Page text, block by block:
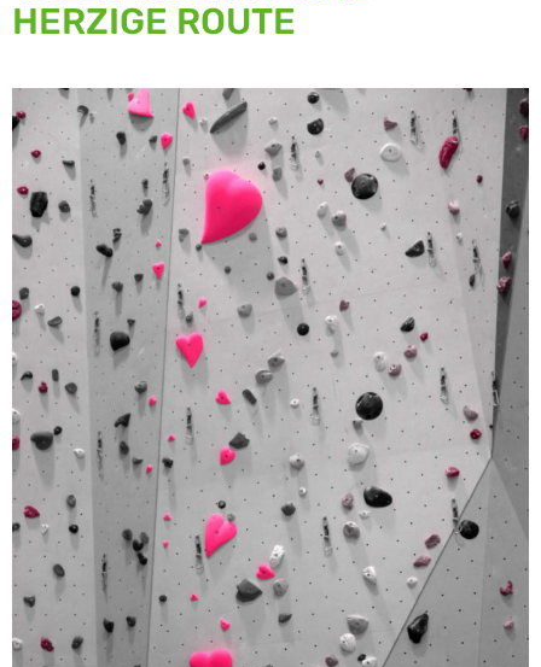
HERZIGE ROUTE